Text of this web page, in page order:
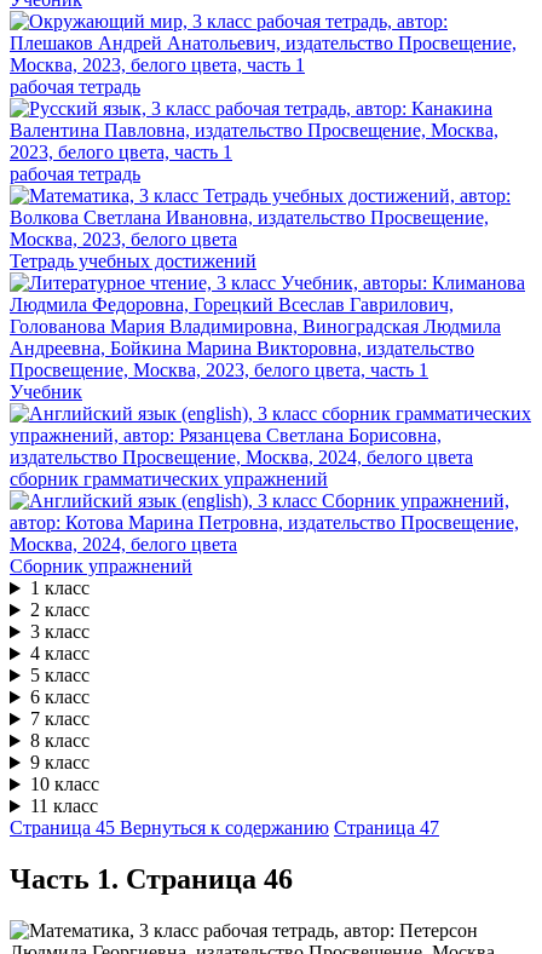
рабочая тетрадь
рабочая тетрадь
Тетрадь учебных достижений
Учебник
сборник грамматических упражнений
Сборник упражнений
1 класс
2 класс
3 класс
4 класс
5 класс
6 класс
7 класс
8 класс
9 класс
10 класс
11 класс
Страница 45 Вернуться к содержанию Страница 47
Часть 1. Cтраница 46